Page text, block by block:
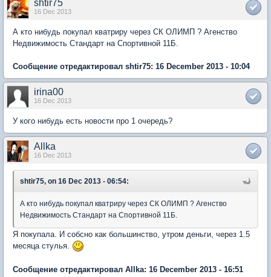
shtir75
16 Dec 2013
А кто нибудь покупал кватриру через СК ОЛИМП ? Агенство
Недвижимость Стандарт на Спортивной 11Б.
Сообщение отредактировал shtir75: 16 December 2013 - 10:04
irina00
16 Dec 2013
У кого нибудь есть новости про 1 очередь?
Allka
16 Dec 2013
shtir75, on 16 Dec 2013 - 06:54:
А кто нибудь покупал кватриру через СК ОЛИМП ? Агенство
Недвижимость Стандарт на Спортивной 11Б.
Я покупала. И собсно как большинство, утром деньги, через 1.5
месяца стулья.
Сообщение отредактировал Allka: 16 December 2013 - 16:51